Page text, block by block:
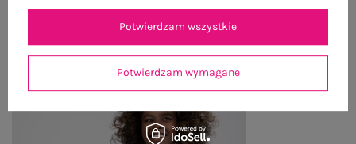
OSTATNIO OGLĄDANE
Potwierdzam wymagane
Potwierdzam wszystkie